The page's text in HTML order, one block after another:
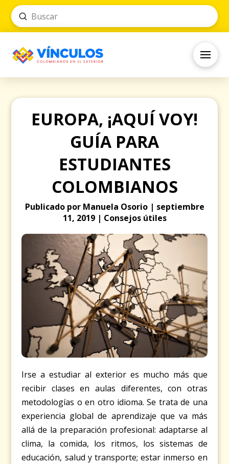
Search
Submit
EUROPA, ¡AQUÍ VOY!
GUÍA PARA
ESTUDIANTES
COLOMBIANOS
Publicado por Manuela Osorio | septiembre
11, 2019 | Consejos útiles
Irse a estudiar al exterior es mucho más que
recibir clases en aulas diferentes, con otras
metodologías o en otro idioma. Se trata de una
experiencia global de aprendizaje que va más
allá de la preparación profesional: adaptarse al
clima, la comida, los ritmos, los sistemas de
educación, salud y transporte; estar inmerso en